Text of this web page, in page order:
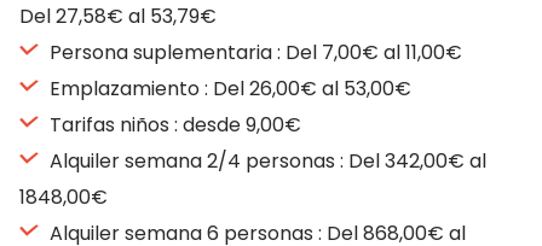
Del 27,58€ al 53,79€
Persona suplementaria : Del 7,00€ al 11,00€
Emplazamiento : Del 26,00€ al 53,00€
Tarifas niños : desde 9,00€
Alquiler semana 2/4 personas : Del 342,00€ al
1848,00€
Alquiler semana 6 personas : Del 868,00€ al